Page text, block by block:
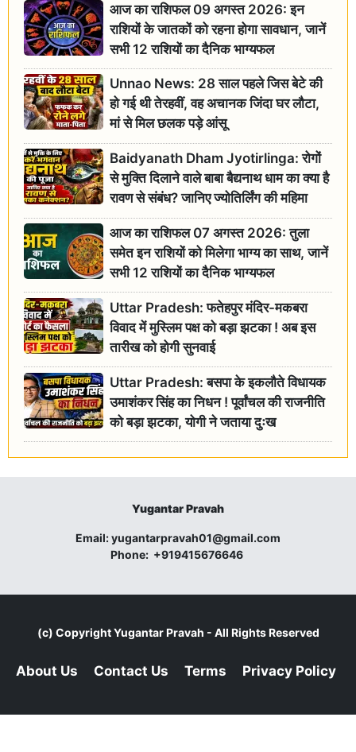
आज का राशिफल 09 अगस्त 2026: इन
राशियों के जातकों को रहना होगा सावधान, जानें
सभी 12 राशियों का दैनिक भाग्यफल
Unnao News: 28 साल पहले जिस बेटे की
हो गई थी तेरहवीं, वह अचानक जिंदा घर लौटा,
मां से मिल छलक पड़े आंसू
Baidyanath Dham Jyotirlinga: रोगों
से मुक्ति दिलाने वाले बाबा बैद्यनाथ धाम का क्या है
रावण से संबंध? जानिए ज्योतिर्लिंग की महिमा
आज का राशिफल 07 अगस्त 2026: तुला
समेत इन राशियों को मिलेगा भाग्य का साथ, जानें
सभी 12 राशियों का दैनिक भाग्यफल
Uttar Pradesh: फतेहपुर मंदिर-मकबरा
विवाद में मुस्लिम पक्ष को बड़ा झटका ! अब इस
तारीख को होगी सुनवाई
Uttar Pradesh: बसपा के इकलौते विधायक
उमाशंकर सिंह का निधन ! पूर्वांचल की राजनीति
को बड़ा झटका, योगी ने जताया दुःख
Yugantar Pravah
Email:yugantarpravah01@gmail.com
Phone: +919415676646
(c) CopyrightYugantar Pravah - All Rights Reserved
About Us Contact Us Terms Privacy Policy